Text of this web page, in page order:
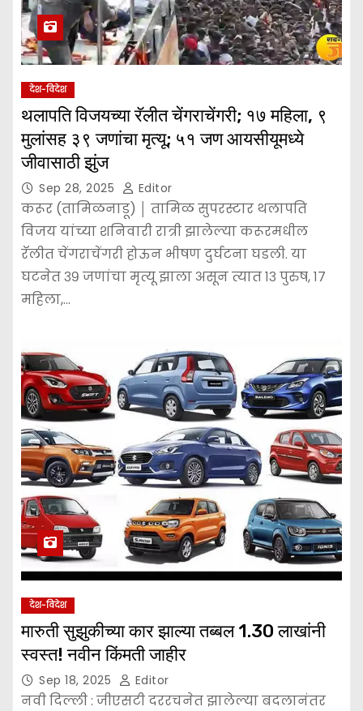
देश-विदेश
थलापति विजयच्या रॅलीत चेंगराचेंगरी; १७ महिला, ९
मुलांसह ३९ जणांचा मृत्यू; ५१ जण आयसीयूमध्ये
जीवासाठी झुंज
Sep 28, 2025 Editor
करूर (तामिळनाडू) │ तामिळ सुपरस्टार थलापति
विजय यांच्या शनिवारी रात्री झालेल्या करूरमधील
रॅलीत चेंगराचेंगरी होऊन भीषण दुर्घटना घडली. या
घटनेत ३९ जणांचा मृत्यू झाला असून त्यात १३ पुरुष, १७
महिला,…
देश-विदेश
मारुती सुझुकीच्या कार झाल्या तब्बल 1.30 लाखांनी
स्वस्त! नवीन किंमती जाहीर
Sep 18, 2025 Editor
नवी दिल्ली : जीएसटी दररचनेत झालेल्या बदलानंतर